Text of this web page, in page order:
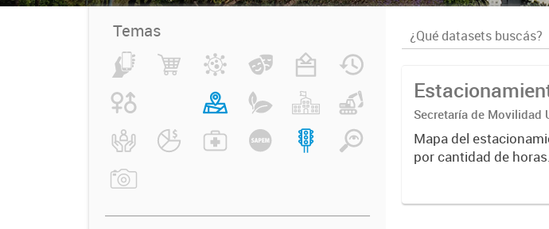
Temas
Secretaría de Movilidad
Mapa del
por cantidad de horas.